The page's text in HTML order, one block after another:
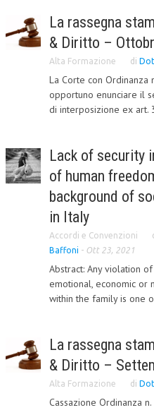
DIRITTO
DIRITTO DEL LAVORO
DIRITTO DEL WEB
CRIMINOLOGIA E
SICUREZZA SUL LAVORO
DIRITTO TRIBUTARIO
TAX RISK MANAGEMENT
CFC E PARADISI FISCALI
TRANSFER PRICING
La rassegna
& Diritto –
Alta Formazione di
La Corte con
opportuno enunciare il
di interposizione ex art.
Lack of security
of human
background of
in Italy
Accordi e Convenzioni
Baffoni - Ott 23, 2021
Abstract: Any violation
emotional, economic or
within the family is one
La rassegna
& Diritto –
Alta Formazione di
Cassazione Ordinanza